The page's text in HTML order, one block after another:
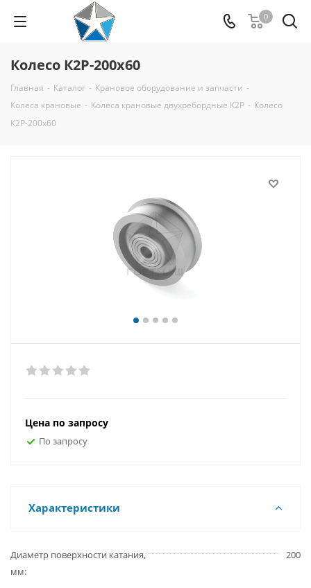
0
Колесо К2Р-200x60
Главная - Каталог - Крановое оборудование и запчасти -
Колеса крановые - Колеса крановые двухребордные К2Р - Колесо
К2Р-200x60
Цена по запросу
По запросу
Характеристики
Диаметр поверхности катания,
мм
200